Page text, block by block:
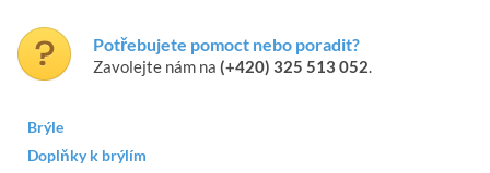
Potřebujete pomoct nebo poradit?
Zavolejte nám na (+420) 325 513 052.
Brýle
Doplňky k brýlím